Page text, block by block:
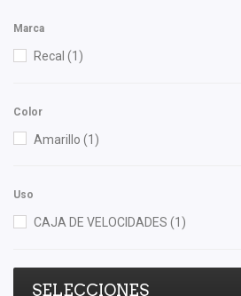
Marca
Recal (1)
Color
Amarillo (1)
Uso
CAJA DE VELOCIDADES (1)
SELECCIONES